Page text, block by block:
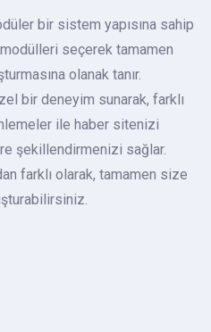
bir sistem yapısına sahip
seçerek tamamen
olanak tanır.
bir deneyim sunarak, farklı
ile haber sitenizi
şekillendirmenizi sağlar.
farklı olarak, tamamen size